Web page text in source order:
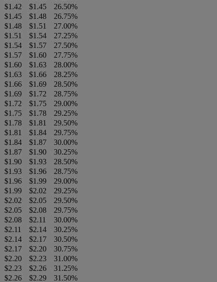
$1.42
$1.45
26.50%
$1.45
$1.48
26.75%
$1.48
$1.51
27.00%
$1.51
$1.54
27.25%
$1.54
$1.57
27.50%
$1.57
$1.60
27.75%
$1.60
$1.63
28.00%
$1.63
$1.66
28.25%
$1.66
$1.69
28.50%
$1.69
$1.72
28.75%
$1.72
$1.75
29.00%
$1.75
$1.78
29.25%
$1.78
$1.81
29.50%
$1.81
$1.84
29.75%
$1.84
$1.87
30.00%
$1.87
$1.90
30.25%
$1.90
$1.93
28.50%
$1.93
$1.96
28.75%
$1.96
$1.99
29.00%
$1.99
$2.02
29.25%
$2.02
$2.05
29.50%
$2.05
$2.08
29.75%
$2.08
$2.11
30.00%
$2.11
$2.14
30.25%
$2.14
$2.17
30.50%
$2.17
$2.20
30.75%
$2.20
$2.23
31.00%
$2.23
$2.26
31.25%
$2.26
$2.29 31.50%